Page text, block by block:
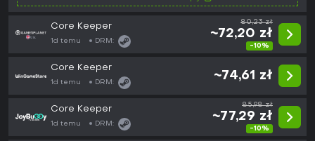
Core Keeper
1d temu DRM:
80,23 zł
~72,20 zł
-10%
Core Keeper
1d temu DRM:
~74,61 zł
Core Keeper
1d temu DRM:
85,98 zł
~77,29 zł
-10%